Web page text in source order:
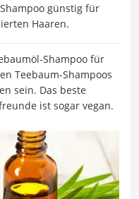
günstig für
Haaren.
Shampoo für
Teebaum-Shampoos
sein. Das beste
ist sogar vegan.